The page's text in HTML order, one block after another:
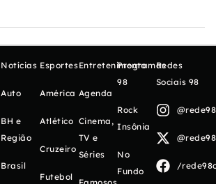
Notícias
Auto
BH e
Região
Brasil
Esportes
América
Atlético
Cruzeiro
Futebol
Entretenimento
Agenda
Cinema,
TV e
Séries
Programas
98
Rock
Insônia
No
Fundo
Redes
Sociais 98
/